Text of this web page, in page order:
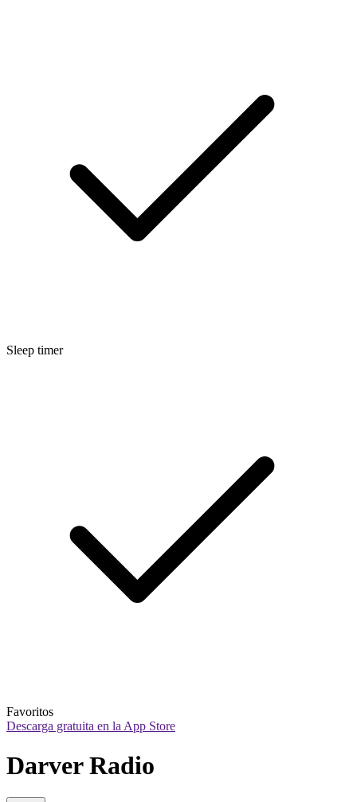
Sleep timer
Favoritos
Descarga gratuita en la App Store
Darver Radio